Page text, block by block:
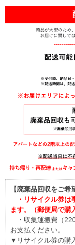
【廃棄品回収をご希
・リサイクル券
ます。（郵便局で購
・収集運搬費（
お支払ください。
▼リサイクル券の購